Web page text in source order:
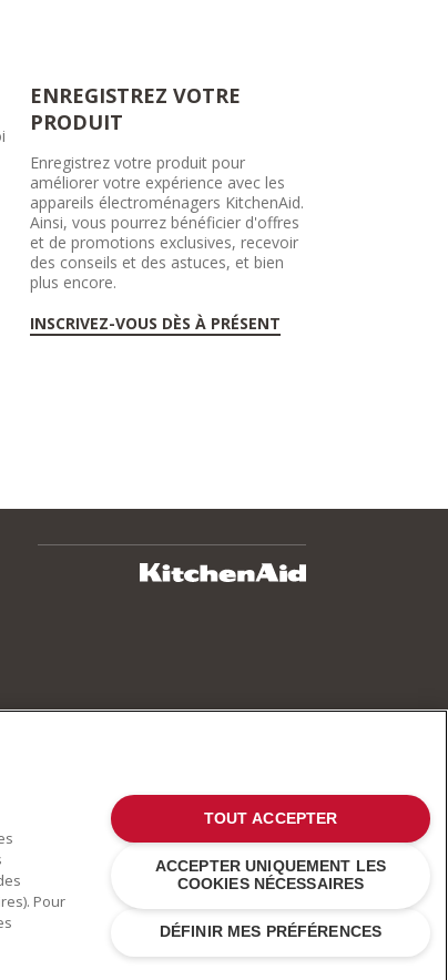
ENREGISTREZ VOTRE
PRODUIT
Enregistrez votre produit pour
améliorer votre expérience avec les
appareils électroménagers KitchenAid.
Ainsi, vous pourrez bénéficier d'offres
et de promotions exclusives, recevoir
des conseils et des astuces, et bien
plus encore.
INSCRIVEZ-VOUS DÈS À PRÉSENT
.
Pour
DÉFINIR MES PRÉFÉRENCES
ACCEPTER UNIQUEMENT LES
COOKIES NÉCESSAIRES
TOUT ACCEPTER